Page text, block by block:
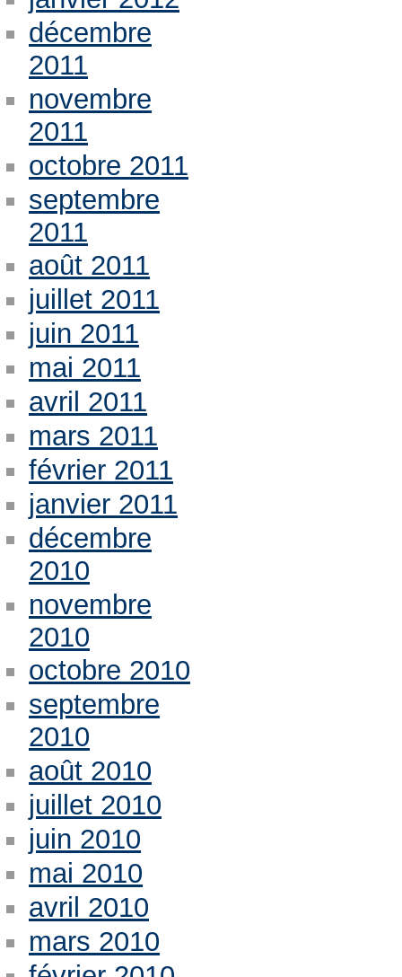
décembre
2011
novembre
2011
octobre 2011
septembre
2011
août 2011
juillet 2011
juin 2011
mai 2011
avril 2011
mars 2011
février 2011
janvier 2011
décembre
2010
novembre
2010
octobre 2010
septembre
2010
août 2010
juillet 2010
juin 2010
mai 2010
avril 2010
mars 2010